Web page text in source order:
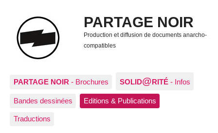
PARTAGE NOIR
Production et diffusion de documents anarcho-
compatibles
PARTAGE NOIR - Brochures SOLID@RITÉ - Infos
Bandes dessinées Editions & Publications
Traductions